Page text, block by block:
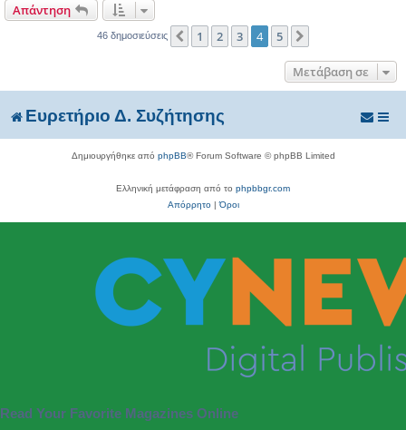
Απάντηση
46 δημοσιεύσεις Προηγούμενη
1 2 3 4 5
Μετάβαση σε
Ευρετήριο Δ. Συζήτησης
Δημιουργήθηκε από phpBB® Forum Software © phpBB Limited
Ελληνική μετάφραση από το phpbbgr.com
Απόρρητο|Όροι
Read Your Favorite Magazines Online